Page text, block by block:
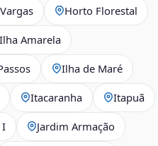
Horto Florestal
Ilha Amarela
Ilha de Maré
Itacaranha Itapuã
I Jardim Armação